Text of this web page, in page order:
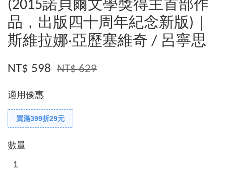
(2015諾貝爾文學獎得主首部作
品，出版四十周年紀念新版)｜
斯維拉娜‧亞歷塞維奇 / 呂寧思
NT$ 598 NT$ 629
適用優惠
買滿399折29元
數量